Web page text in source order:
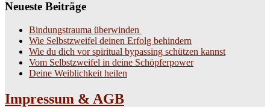
Neueste Beiträge
Bindungstrauma überwinden
Wie Selbstzweifel deinen Erfolg behindern
Wie du dich vor spiritual bypassing schützen kannst
Vom Selbstzweifel in deine Schöpferpower
Deine Weiblichkeit heilen
Impressum & AGB